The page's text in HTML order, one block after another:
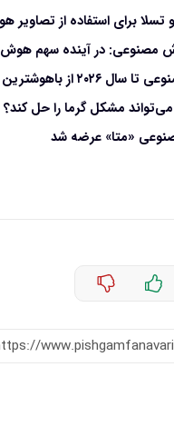
برای استفاده از
مصنوعی: در آینده سهم هوش
ها هوشمندتر خواهد شد
مشکل گرما را حل کند؟
«متا» عرضه شد